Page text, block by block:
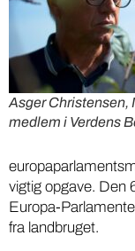
Asger Christensen,
medlem i Verdens
vigtig opgave. Den
Europa-
fra landbruget.